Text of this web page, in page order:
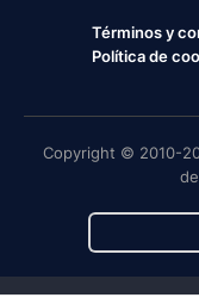
Términos y
Política de
Copyright © 2010-